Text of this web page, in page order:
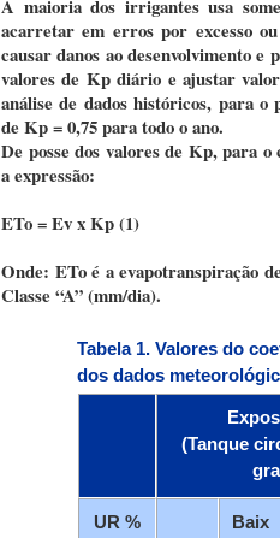
A maioria dos irrigantes usa
acarretar em erros por excesso
causar danos ao desenvolvimento
valores de Kp diário e ajustar
análise de dados históricos, para
de Kp = 0,75 para todo o ano.
De posse dos valores de Kp, para
a expressão:
ETo = Ev x Kp (1)
Onde: ETo é a evapotranspiração
Classe “A” (mm/dia).
Tabela 1. Valores do
dos dados
(Tanque
UR %
Baix